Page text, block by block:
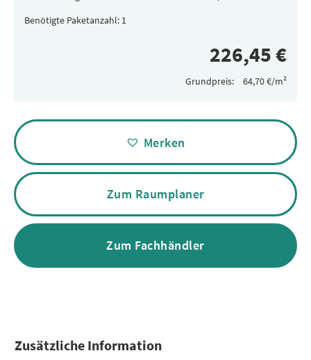
Benötigte Paketanzahl:
Grundpreis:
Alternative:
Merken
Zum Raumplaner
Zum Fachhändler
Zusätzliche Information